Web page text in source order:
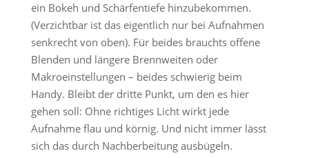
ein Bokeh und Schärfentiefe hinzubekommen.
(Verzichtbar ist das eigentlich nur bei Aufnahmen
senkrecht von oben). Für beides brauchts offene
Blenden und längere Brennweiten oder
Makroeinstellungen – beides schwierig beim
Handy. Bleibt der dritte Punkt, um den es hier
gehen soll: Ohne richtiges Licht wirkt jede
Aufnahme flau und körnig. Und nicht immer lässt
sich das durch Nachberbeitung ausbügeln.